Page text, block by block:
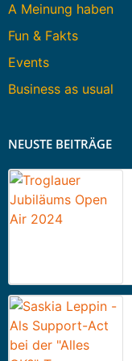
A Meinung haben
Fun & Fakts
Events
Business as usual
NEUSTE BEITRÄGE